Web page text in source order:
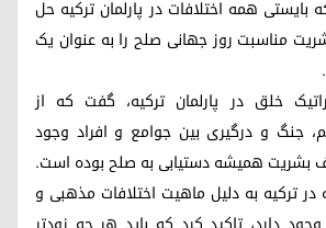
همه اختلافات در پارلمان ترکیه حل
مناسبت روز جهانی صلح را به عنوان یک
خلق در پارلمان ترکیه، گفت که از
جنگ و درگیری بین جوامع و افراد وجود
بشریت همیشه دستیابی به صلح بوده است.
در ترکیه به دلیل ماهیت اختلافات مذهبی و